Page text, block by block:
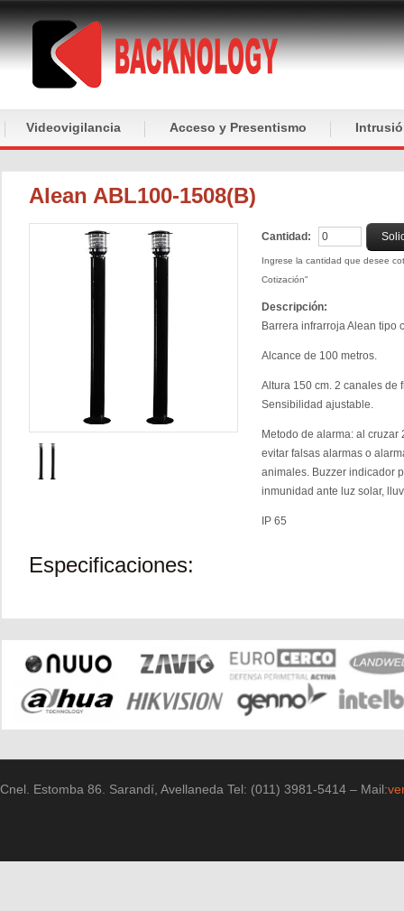
Videovigilancia Acceso y Presentismo
Alean ABL100-1508(B)
Cantidad:
Ingrese la cantidad que desee
Cotización"
Descripción:
Barrera infrarroja Alean tipo
Alcance de 100 metros.
Altura 150 cm. 2 canales de
Sensibilidad ajustable.
Metodo de alarma: al
evitar falsas alarmas o
animales. Buzzer indicador
inmunidad ante luz solar,
IP 65
Especificaciones:
Cnel. Estomba 86. Sarandí, Avellaneda Tel: (011) 3981-5414 – Mail: